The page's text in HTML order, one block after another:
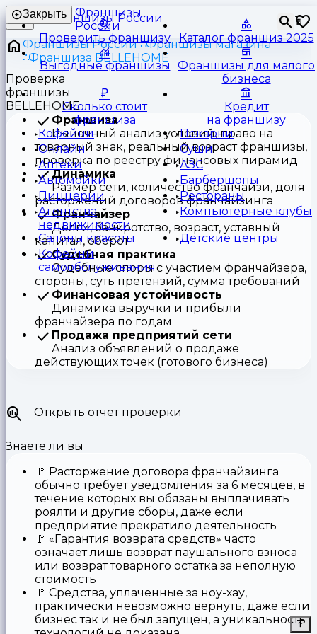
Франшизы
России
⏳
Закрыть
Проверить франшизу Каталог франшиз 2025
Выгодные франшизы
Франшизы для малого
бизнеса
Сколько стоит
франшиза
Кредит
на франшизу
Кофейни
Пекарни
Онлайн
Суши
Аптеки
АЗС
Автомойки
Барбершопы
Пиццерии
Рестораны
Агентства
недвижимости
Компьютерные клубы
Салоны красоты
Детские центры
Кофейни
самообслуживания
Франшизы России
Франшизы магазина
Франшиза BELLEHOME
Проверка
франшизы
BELLEHOME
Франшиза
Рыночный анализ условий, право на
товарный знак, реальный возраст франшизы,
проверка по реестру финансовых пирамид
Динамика
Размер сети, количество франчайзи, доля
расторжений договоров франчайзинга
Франчайзер
Долги, банкротство, возраст, уставный
капитал, оборот
Судебная практика
Судебные споры с участием франчайзера,
стороны, суть претензий, сумма требований
Финансовая устойчивость
Динамика выручки и прибыли
франчайзера по годам
Продажа предприятий сети
Анализ объявлений о продаже
действующих точек (готового бизнеса)
Открыть отчет проверки
Знаете ли вы
🚩 Расторжение договора франчайзинга
обычно требует уведомления за 6 месяцев, в
течение которых вы обязаны выплачивать
роялти и другие сборы, даже если
предприятие прекратило деятельность
🚩 «Гарантия возврата средств» часто
означает лишь возврат паушального взноса
или возврат товарного остатка за неполную
стоимость
🚩 Средства, уплаченные за ноу-хау,
практически невозможно вернуть, даже если
бизнес так и не был запущен, а уникальность